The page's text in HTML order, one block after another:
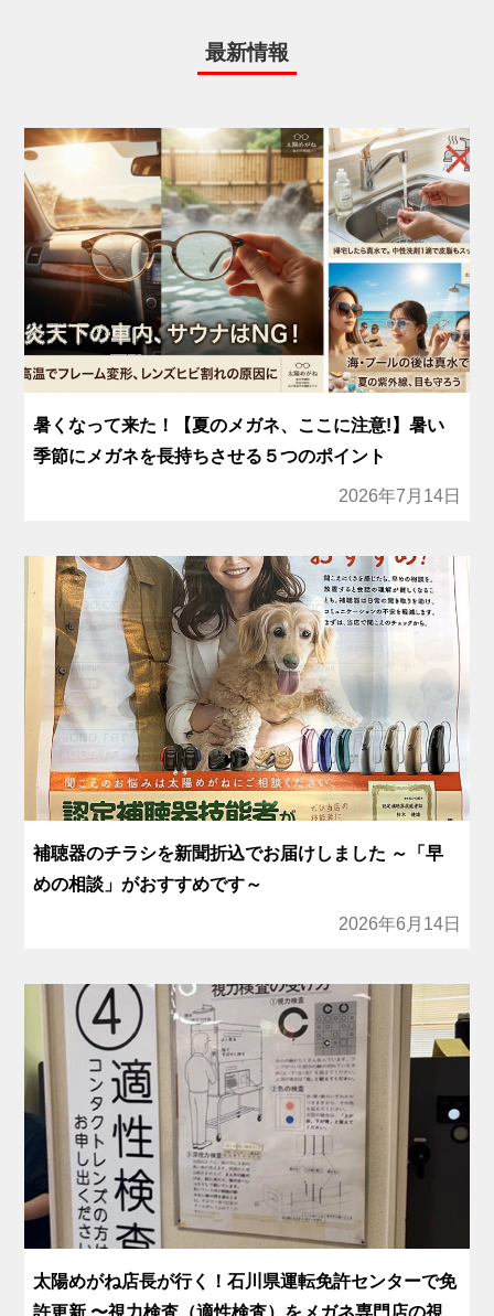
最新情報
暑くなって来た！【夏のメガネ、ここに注意!】暑い
季節にメガネを長持ちさせる５つのポイント
2026年7月14日
補聴器のチラシを新聞折込でお届けしました ～「早
めの相談」がおすすめです～
2026年6月14日
太陽めがね店長が行く！石川県運転免許センターで免